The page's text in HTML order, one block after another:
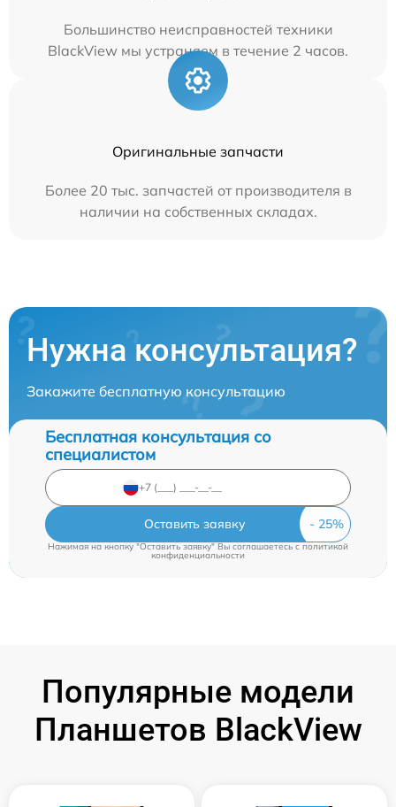
Большинство неисправностей техники
BlackView мы устраняем в течение 2 часов.
Оригинальные запчасти
Более 20 тыс. запчастей от производителя в
наличии на собственных складах.
Нужна консультация?
Закажите бесплатную консультацию
Бесплатная консультация со
специалистом
Оставить заявку
Нажимая на кнопку "Оставить заявку" Вы соглашаетесь cполитикой
конфиденциальности
Популярные модели
Планшетов BlackView